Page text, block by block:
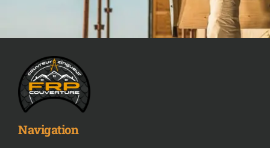
Navigation